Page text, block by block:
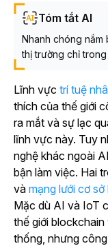
Tóm tắt AI
Nhanh chóng nắm
thị trường chỉ
Lĩnh vực trí tuệ
thích của thế giới
ra mắt và sự lạc
lĩnh vực này. Tuy
nghệ khác ngoài
bận làm việc. Hai
và mạng lưới cơ
Mặc dù AI và IoT
thế giới
thống, nhưng